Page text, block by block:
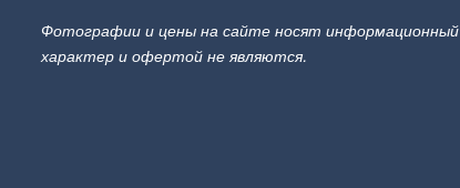
Фотографии и цены на сайте носят информационный
характер и офертой не являются.